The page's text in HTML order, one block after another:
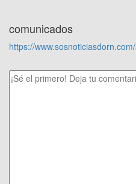
comunicados
https://